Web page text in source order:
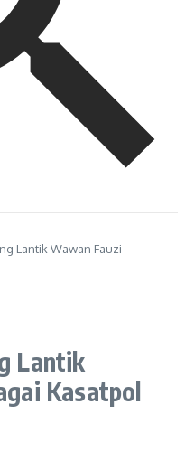
Lantik Wawan Fauzi
Lantik
Kasatpol